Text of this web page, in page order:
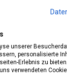
Telefon:
Mail:
unserer
personalisierte
Erlebnis zu
verwendeten